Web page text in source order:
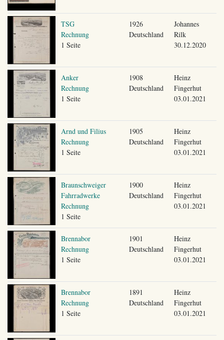
TSG
Rechnung
1 Seite
1926
Deutschland
Johannes
Rilk
30.12.2020
Anker
Rechnung
1 Seite
1908
Deutschland
Heinz
Fingerhut
03.01.2021
Arnd und Filius
Rechnung
1 Seite
1905
Deutschland
Heinz
Fingerhut
03.01.2021
Braunschweiger
Fahrradwerke
Rechnung
1 Seite
1900
Deutschland
Heinz
Fingerhut
03.01.2021
Brennabor
Rechnung
1 Seite
1901
Deutschland
Heinz
Fingerhut
03.01.2021
Brennabor
Rechnung
1 Seite
1891
Deutschland
Heinz
Fingerhut
03.01.2021